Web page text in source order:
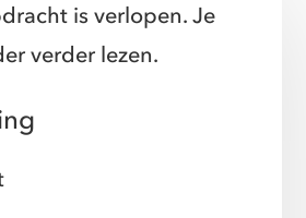
is verlopen. Je
verder lezen.